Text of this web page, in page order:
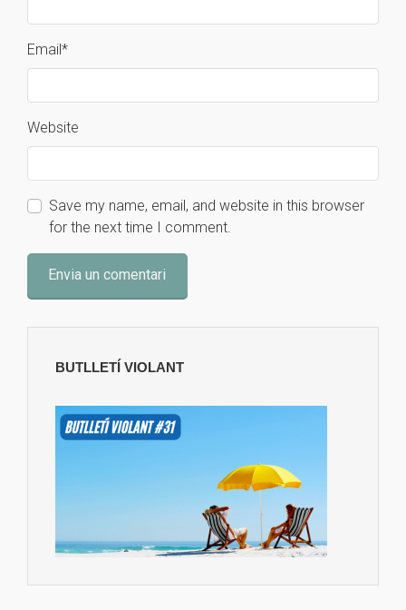
Email*
Website
Save my name, email, and website in this browser
for the next time I comment.
BUTLLETÍ VIOLANT